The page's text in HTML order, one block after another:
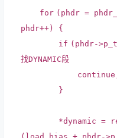
for (phdr =
phdr++) {
if (phdr-
找DYNAMIC段
continue
}
*dynamic =
(load_bias + phdr-